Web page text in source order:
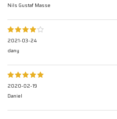
Nils Gustaf Masse
2021-03-24
dany
2020-02-19
Daniel